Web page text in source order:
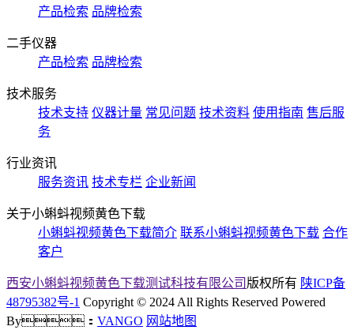
产品检索 品牌检索
二手仪器
产品检索 品牌检索
技术服务
技术支持 仪器计量 常见问题 技术资料 使用指南 售后服
务
行业资讯
服务资讯 技术专栏 企业新闻
关于小蝌蚪视频黄色下载
小蝌蚪视频黄色下载简介 联系小蝌蚪视频黄色下载 合作
客户
西安小蝌蚪视频黄色下载测试科技有限公司 版权所有 陕ICP备
48795382号-1 Copyright © 2024 All Rights Reserved Powered
By： VANGO 网站地图